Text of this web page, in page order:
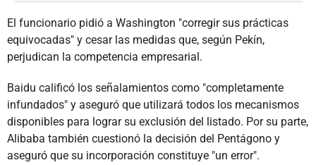
El funcionario pidió a Washington "corregir sus prácticas
equivocadas" y cesar las medidas que, según Pekín,
perjudican la competencia empresarial.
Baidu calificó los señalamientos como "completamente
infundados" y aseguró que utilizará todos los mecanismos
disponibles para lograr su exclusión del listado. Por su parte,
Alibaba también cuestionó la decisión del Pentágono y
aseguró que su incorporación constituye "un error".